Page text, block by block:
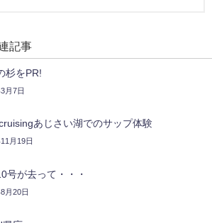
記事
杉をPR!
月7日
あじさい湖でのサップ体験
月19日
号が去って・・・
月20日